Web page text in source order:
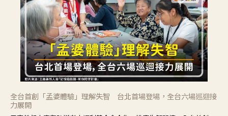
全台首創「孟婆體驗」理解失智 台北首場登場，全台六場巡迴接
力展開